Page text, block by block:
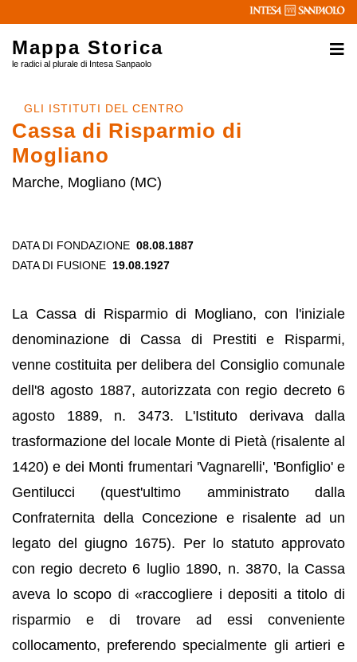
Mappa Storica
le radici al plurale di Intesa Sanpaolo
GLI ISTITUTI DEL CENTRO
Cassa di Risparmio di
Mogliano
Marche, Mogliano (MC)
DATA DI FONDAZIONE 08.08.1887
DATA DI FUSIONE 19.08.1927
La Cassa di Risparmio di Mogliano, con l'iniziale
denominazione di Cassa di Prestiti e Risparmi,
venne costituita per delibera del Consiglio comunale
dell'8 agosto 1887, autorizzata con regio decreto 6
agosto 1889, n. 3473. L'Istituto derivava dalla
trasformazione del locale Monte di Pietà (risalente al
1420) e dei Monti frumentari 'Vagnarelli', 'Bonfiglio' e
Gentilucci (quest'ultimo amministrato dalla
Confraternita della Concezione e risalente ad un
legato del giugno 1675). Per lo statuto approvato
con regio decreto 6 luglio 1890, n. 3870, la Cassa
aveva lo scopo di «raccogliere i depositi a titolo di
risparmio e di trovare ad essi conveniente
collocamento, preferendo specialmente gli artieri e